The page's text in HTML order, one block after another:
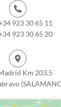
923 30 65 11
923 30 65 20
Km 203.5